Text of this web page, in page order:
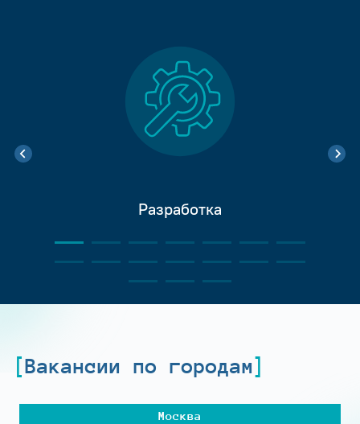
Разработка
Вакансии по городам
Москва